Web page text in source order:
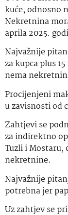
kuće, odnosno
Nekretnina
aprila 2025.
Najvažnije
za kupca plus
nema
Procijenjeni
u zavisnosti od
Zahtjevi se
za indirektno
Tuzli i Mostaru,
nekretnine.
Najvažnije
potrebna jer
Uz zahtjev se